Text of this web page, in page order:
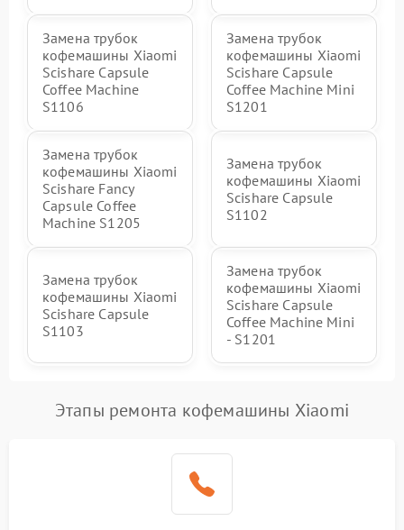
Замена трубок
кофемашины Xiaomi
Scishare Capsule
Coffee Machine
S1106
Замена трубок
кофемашины Xiaomi
Scishare Capsule
Coffee Machine Mini
S1201
Замена трубок
кофемашины Xiaomi
Scishare Fancy
Capsule Coffee
Machine S1205
Замена трубок
кофемашины Xiaomi
Scishare Capsule
S1102
Замена трубок
кофемашины Xiaomi
Scishare Capsule
S1103
Замена трубок
кофемашины Xiaomi
Scishare Capsule
Coffee Machine Mini
- S1201
Этапы ремонта кофемашины Xiaomi